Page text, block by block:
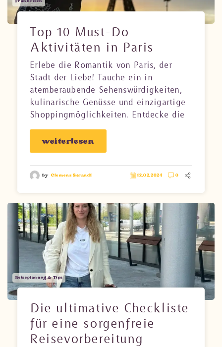
Frankreich
Top 10 Must-Do
Aktivitäten in Paris
Erlebe die Romantik von Paris, der
Stadt der Liebe! Tauche ein in
atemberaubende Sehenswürdigkeiten,
kulinarische Genüsse und einzigartige
Shoppingmöglichkeiten. Entdecke die
funkelnden Nächten am Eiffelturm bis
zu gemütlichen Bootsfahrten auf der
Seine. Freue dich über die besten
Aussichten über die Stadt und finde
Paris erwartet dich mit unvergesslichem
Charme – Bon voyage!
weiterlesen
by Clemens Strandl 12.02.2024 0
Reiseplanung & Tips
Die ultimative Checkliste
für eine sorgenfreie
Reisevorbereitung